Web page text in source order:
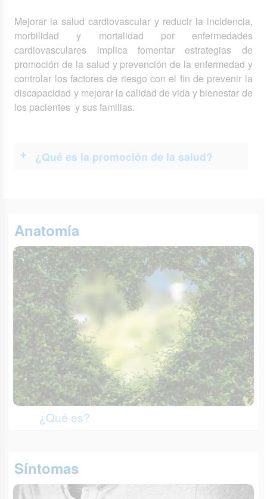
Mejorar la salud cardiovascular y reducir la incidencia,
morbilidad y mortalidad por enfermedades
cardiovasculares implica fomentar estrategias de
promoción de la salud y prevención de la enfermedad y
controlar los factores de riesgo con el fin de prevenir la
discapacidad y mejorar la calidad de vida y bienestar de
los pacientes y sus familias.
¿Qué es la promoción de la salud?
Anatomía
¿Qué es?
Síntomas